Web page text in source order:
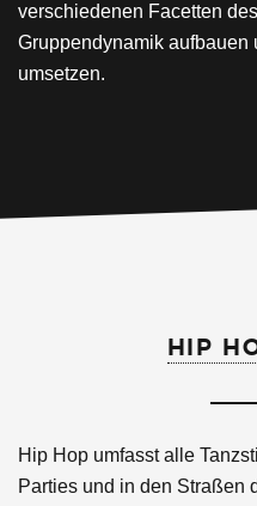
verschiedenen Facetten
Gruppendynamik aufbauen
umsetzen.
HIP
Hip Hop umfasst alle
Parties und in den Straßen